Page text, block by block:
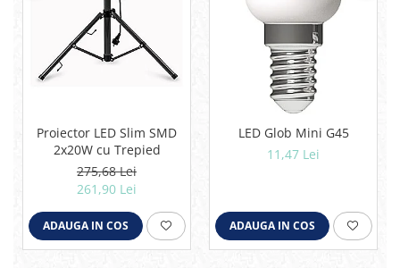
Proiector LED Slim SMD
2x20W cu Trepied
275,68 Lei
261,90 Lei
ADAUGA IN COS
LED Glob Mini G45
11,47 Lei
ADAUGA IN COS